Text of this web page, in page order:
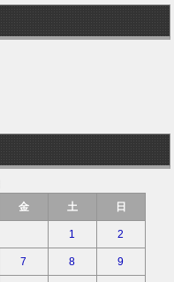
金 土 日
1 2
7 8 9